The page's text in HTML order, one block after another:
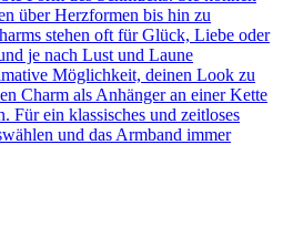
über Herzformen bis hin zu
stehen oft für Glück, Liebe oder
je nach Lust und Laune
Möglichkeit, deinen Look zu
Charm als Anhänger an einer Kette
Für ein klassisches und zeitloses
und das Armband immer